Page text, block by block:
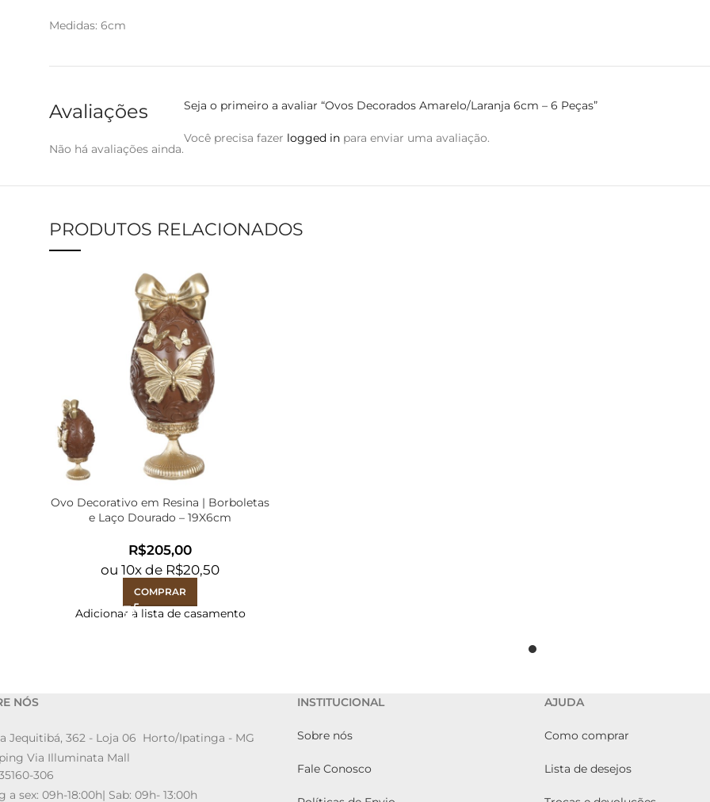
Medidas: 6cm
Avaliações
Não há avaliações ainda.
Seja o primeiro a avaliar “Ovos Decorados Amarelo/Laranja 6cm – 6 Peças”
Você precisa fazer logged in para enviar uma avaliação.
PRODUTOS RELACIONADOS
Ovo Decorativo em Resina | Borboletas
e Laço Dourado – 19X6cm
R$
ou 10x de R$20,50
COMPRAR
Adicionar à lista de casamento
NÓS
Jequitibá, 362 - Loja 06 Horto/Ipatinga - MG
Via Illuminata Mall
306
a sex: 09h-18:00h| Sab: 09h- 13:00h
INSTITUCIONAL
Sobre nós
Fale Conosco
AJUDA
Como comprar
Lista de desejos